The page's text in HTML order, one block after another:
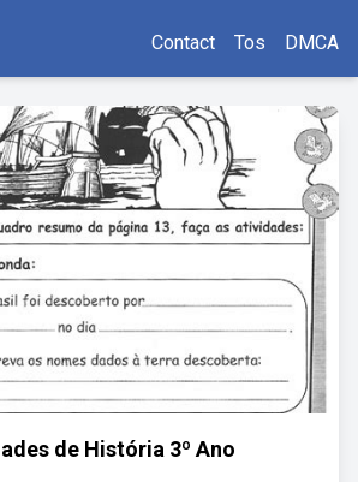
Contact Tos DMCA
de História 3º Ano